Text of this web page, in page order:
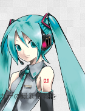
ーの最新情報を